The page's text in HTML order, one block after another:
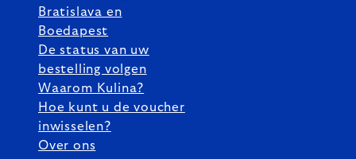
Bratislava en
Boedapest
De status van uw
bestelling volgen
Waarom Kulina?
Hoe kunt u de voucher
inwisselen?
Over ons